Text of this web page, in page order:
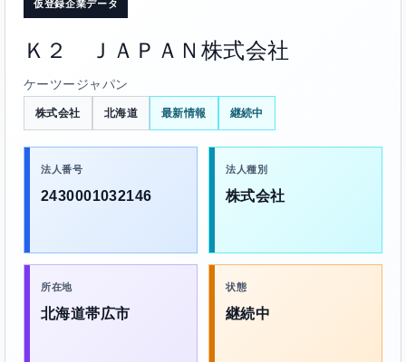
仮登録企業データ
Ｋ２ ＪＡＰＡＮ株式会社
ケーツージャパン
株式会社 北海道 最新情報 継続中
法人番号
2430001032146
法人種別
株式会社
所在地
北海道帯広市
状態
継続中